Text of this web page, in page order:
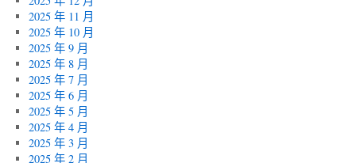
2025 年 11 月
2025 年 10 月
2025 年 9 月
2025 年 8 月
2025 年 7 月
2025 年 6 月
2025 年 5 月
2025 年 4 月
2025 年 3 月
2025 年 2 月